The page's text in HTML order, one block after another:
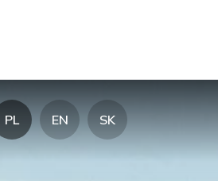
PL EN SK